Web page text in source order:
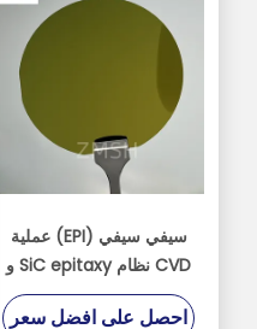
سيفي سيفي (EPI) عملية
CVD نظام SiC epitaxy و
MOCVD
احصل على افضل سعر